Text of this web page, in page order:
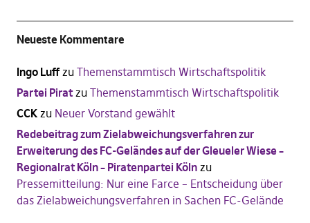
Neueste Kommentare
Ingo Luffzu Themenstammtisch Wirtschaftspolitik
Partei Piratzu Themenstammtisch Wirtschaftspolitik
CCKzu Neuer Vorstand gewählt
Redebeitrag zum Zielabweichungsverfahren zur
Erweiterung des FC-Geländes auf der Gleueler Wiese –
Regionalrat Köln – Piratenpartei Kölnzu
Pressemitteilung: Nur eine Farce – Entscheidung über
das Zielabweichungsverfahren in Sachen FC-Gelände